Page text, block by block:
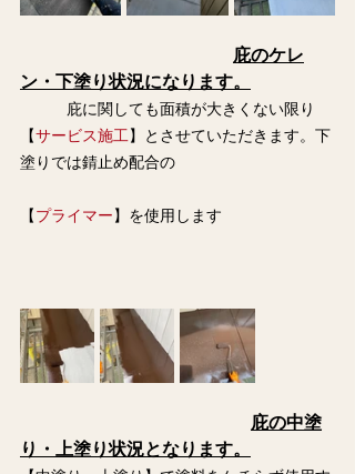
庇のケレ
ン・下塗り状況になります。
庇に関しても面積が大きくない限り
【サービス施工】とさせていただきます。下
塗りでは錆止め配合の
【プライマー】を使用します
庇の中塗
り・上塗り状況となります。